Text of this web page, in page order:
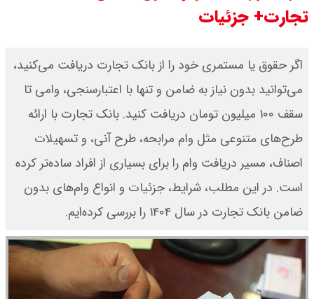
شنبه ۱۷ مرداد ۱۴۰۵ / قیمت دنا چند ؟
+ جدول
ثبت نام سایپا از امروز ۱۷ مرداد ۱۴۰۵
آغاز شد / خرید کوییک با پیش
پرداخت ۵۰۰ میلیون تومان + لینک
شاخص بورس امروز شنبه ۱۷ مرداد
۱۴۰۵ / شاخص افزایشی شد + تحلیل
تجارت+ جزئیات
اگر حقوق یا مستمری خود را از بانک تجارت دریافت می‌کنید،
می‌توانید بدون نیاز به ضامن و تنها با اعتبارسنجی، وامی تا
سقف ۱۰۰ میلیون تومان دریافت کنید. بانک تجارت با ارائه
طرح‌های متنوعی مثل وام مرابحه، طرح آنی، و تسهیلات
اصناف، مسیر دریافت وام را برای بسیاری از افراد ساده‌تر کرده
است. در این مطلب، شرایط، جزئیات و انواع وام‌های بدون
ضامن بانک تجارت در سال ۱۴۰۴ را بررسی کرده‌ایم.